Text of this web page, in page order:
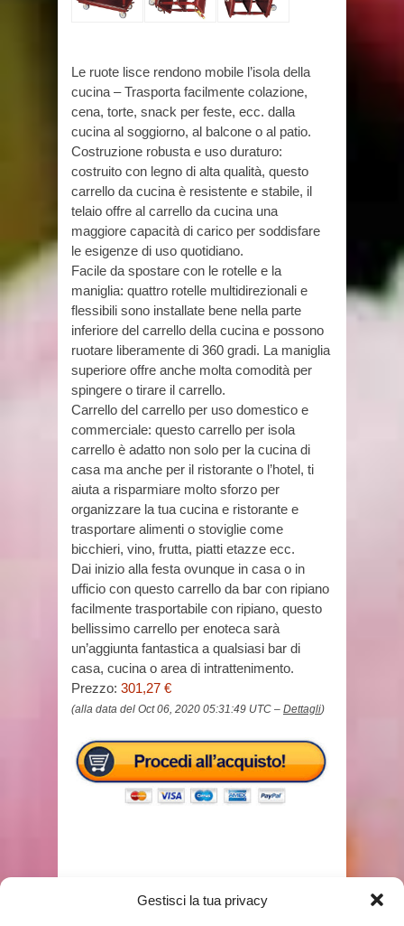
Gestisci la tua privacy
Le ruote lisce rendono mobile l’isola della
cucina – Trasporta facilmente colazione,
cena, torte, snack per feste, ecc. dalla
cucina al soggiorno, al balcone o al patio.
Costruzione robusta e uso duraturo:
costruito con legno di alta qualità, questo
carrello da cucina è resistente e stabile, il
telaio offre al carrello da cucina una
maggiore capacità di carico per soddisfare
le esigenze di uso quotidiano.
Facile da spostare con le rotelle e la
maniglia: quattro rotelle multidirezionali e
flessibili sono installate bene nella parte
inferiore del carrello della cucina e possono
ruotare liberamente di 360 gradi. La maniglia
superiore offre anche molta comodità per
spingere o tirare il carrello.
Carrello del carrello per uso domestico e
commerciale: questo carrello per isola
carrello è adatto non solo per la cucina di
casa ma anche per il ristorante o l’hotel, ti
aiuta a risparmiare molto sforzo per
organizzare la tua cucina e ristorante e
trasportare alimenti o stoviglie come
bicchieri, vino, frutta, piatti etazze ecc.
Dai inizio alla festa ovunque in casa o in
ufficio con questo carrello da bar con ripiano
facilmente trasportabile con ripiano, questo
bellissimo carrello per enoteca sarà
un’aggiunta fantastica a qualsiasi bar di
casa, cucina o area di intrattenimento.
Prezzo: 301,27 €
(alla data del Oct 06, 2020 05:31:49 UTC – Dettagli)
PORTAVIVANDE